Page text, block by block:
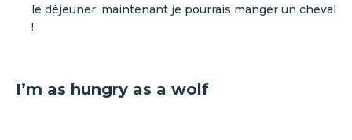
le déjeuner, maintenant je pourrais manger un cheval
!
I’m as hungry as a wolf